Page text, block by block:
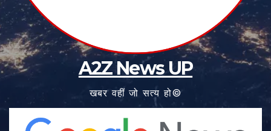
A2Z News UP
खबर वहीं जो सत्य हो©